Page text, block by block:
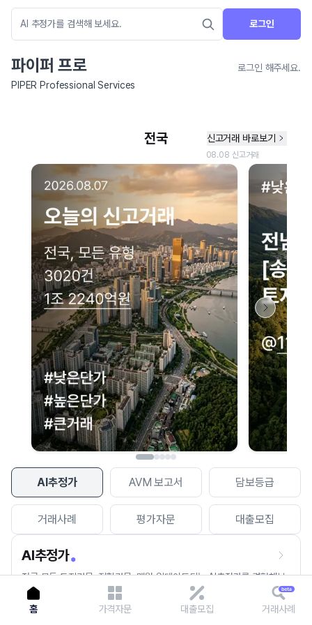
로그인
파이퍼 프로
로그인 해주세요.
PIPER Professional Services
AI추정가 AVM 보고서 담보등급
거래사례 평가자문 대출모집
AI추정가
전국 모든 토지건물, 집합건물, 매월 업데이트되는 AI추정가를 경험해보
세요.
네이버 지도 연결 안내
현재 네이버 지도 연결이 원활하지 않아 지도를 불러올 수 없습니다.
이용에 불편을 드려 죄송합니다.
다시 시도
홈 가격자문 대출모집 거래사례